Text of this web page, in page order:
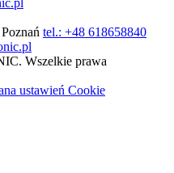
tel.: +48 618658840
Wszelkie prawa
ustawień Cookie